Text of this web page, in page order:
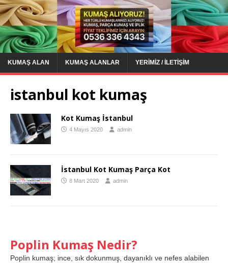
KUMAŞ ALAN KUMAŞ ALANLAR YERIMIZ / İLETIŞIM
istanbul kot kumaş
Kot Kumaş İstanbul
4 Mayıs 2020 admin
İstanbul Kot Kumaş Parça Kot
8 Mart 2020 admin
Poplin Kumaş Nedir?
Poplin kumaş; ince, sık dokunmuş, dayanıklı ve nefes alabilen